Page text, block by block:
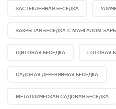
ЗАСТЕКЛЕННАЯ БЕСЕДКА
ЗАКРЫТАЯ БЕСЕДКА С МАНГАЛОМ
ЩИТОВАЯ БЕСЕДКА ГОТОВАЯ
САДОВАЯ ДЕРЕВЯННАЯ БЕСЕДКА
МЕТАЛЛИЧЕСКАЯ САДОВАЯ БЕСЕДКА